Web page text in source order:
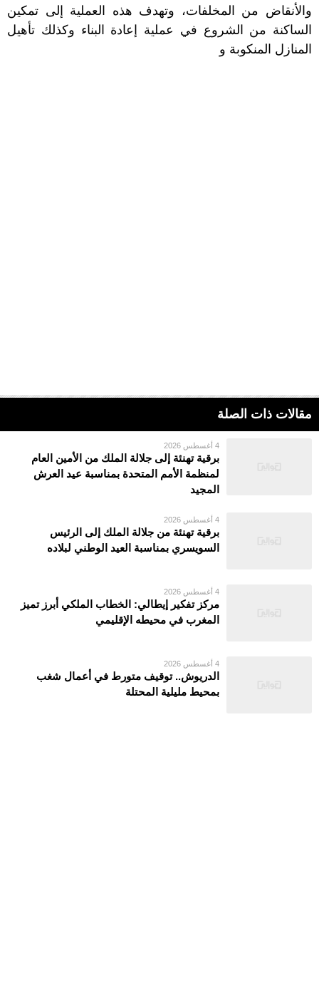
والأنقاض من المخلفات، وتهدف هذه العملية إلى تمكين
الساكنة من الشروع في عملية إعادة البناء وكذلك تأهيل
المنازل المنكوبة و
مقالات ذات الصلة
4 أغسطس 2026
برقية تهنئة إلى جلالة الملك من الأمين العام
لمنظمة الأمم المتحدة بمناسبة عيد العرش
المجيد
4 أغسطس 2026
برقية تهنئة من جلالة الملك إلى الرئيس
السويسري بمناسبة العيد الوطني لبلاده
4 أغسطس 2026
مركز تفكير إيطالي: الخطاب الملكي أبرز تميز
المغرب في محيطه الإقليمي
4 أغسطس 2026
الدريوش.. توقيف متورط في أعمال شغب
بمحيط مليلية المحتلة